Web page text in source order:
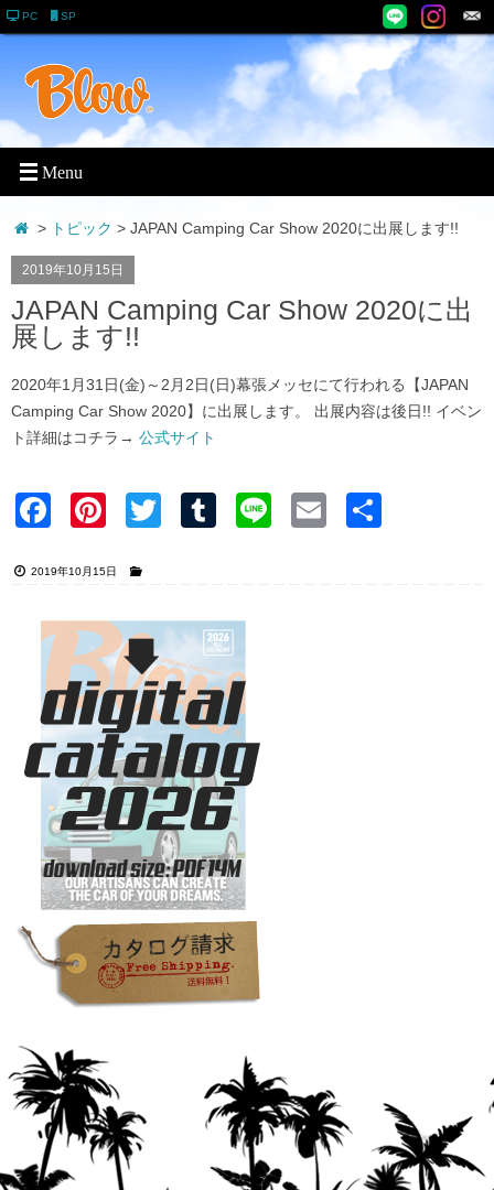
PC SP
> トピック > JAPAN Camping Car Show 2020に出展します!!
2019年10月15日
JAPAN Camping Car Show 2020に出
展します!!
2020年1月31日(金)～2月2日(日)幕張メッセにて行われる【JAPAN
Camping Car Show 2020】に出展します。 出展内容は後日!! イベン
ト詳細はコチラ→ 公式サイト
Faceb Pinter Twitter Tumblr Line Email
2019年10月15日